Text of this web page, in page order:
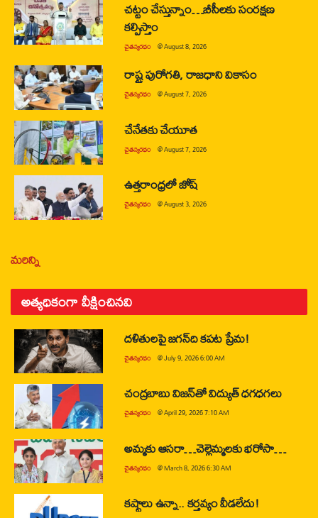
చట్టం చేస్తున్నాం…బీసీలకు సంరక్షణ
కల్పిస్తాం
చైతన్యరధం @August 8, 2026
రాష్ట్ర పురోగతి, రాజధాని వికాసం
చైతన్యరధం @August 7, 2026
చేనేతకు చేయూత
చైతన్యరధం @August 7, 2026
ఉత్తరాంధ్రలో జోష్
చైతన్యరధం @August 3, 2026
మరిన్ని
అత్యధికంగా వీక్షించినవి
దళితులపై జగన్‌ది కపట ప్రేమ!
చైతన్యరధం @July 9, 2026 6:00 AM
చంద్రబాబు విజన్‌తో విద్యుత్ ధగధగలు
చైతన్యరధం @April 29, 2026 7:10 AM
అమ్మకు ఆసరా…చెల్లెమ్మలకు భరోసా…
చైతన్యరధం @March 8, 2026 6:30 AM
కష్టాలు ఉన్నా.. కర్తవ్యం వీడలేదు!